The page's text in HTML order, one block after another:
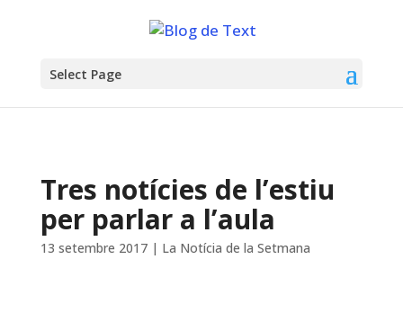
Select Page
Tres notícies de l’estiu
per parlar a l’aula
13 setembre 2017| La Notícia de la Setmana